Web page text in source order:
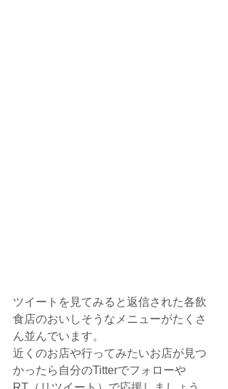
ツイートを見てみると返信された各飲
食店のおいしそうなメニューがたくさ
ん並んでいます。
近くのお店や行ってみたいお店が見つ
かったら自分のTitterでフォローや